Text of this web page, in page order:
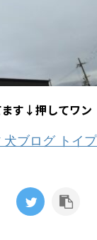
す↓押してワン